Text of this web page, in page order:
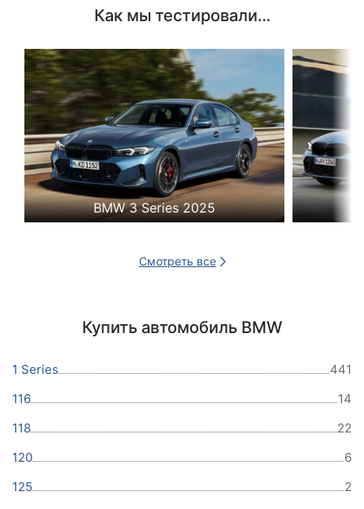
Как мы тестировали…
BMW 3 Series 2025
Смотреть все
Купить автомобиль BMW
1 Series
441
116
14
118
22
120
6
125
2